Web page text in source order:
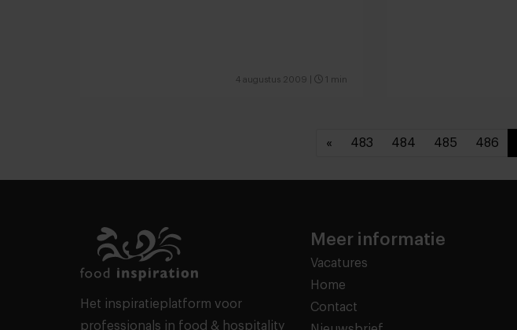
4 augustus 2009 1 min
« 483 484 485 486
Het inspiratieplatform voor
professionals in food & hospitality
Meer informatie
Vacatures
Home
Contact